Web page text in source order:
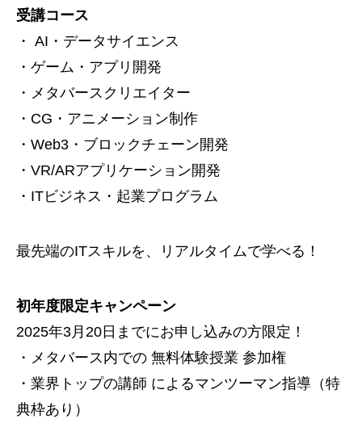
受講コース
・ AI・データサイエンス
・ゲーム・アプリ開発
・メタバースクリエイター
・CG・アニメーション制作
・Web3・ブロックチェーン開発
・VR/ARアプリケーション開発
・ITビジネス・起業プログラム
最先端のITスキルを、リアルタイムで学べる！
初年度限定キャンペーン
2025年3月20日までにお申し込みの方限定！
・メタバース内での 無料体験授業 参加権
・業界トップの講師 によるマンツーマン指導（特
典枠あり）